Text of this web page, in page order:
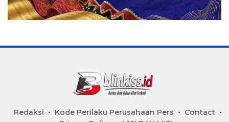
Redaksi Kode Perilaku Perusahaan Pers
Contact